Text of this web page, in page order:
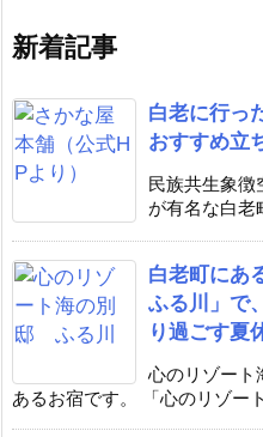
新着記事
白老に行っ
おすすめ立
民族共生象徴
が有名な白老
白老町にあ
ふる川」で
り過ごす夏
心のリゾー
あるお宿です。 「心のリゾー